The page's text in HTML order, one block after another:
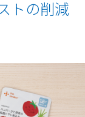
トの削減